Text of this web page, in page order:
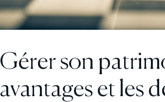
Gérer son
avantages et les